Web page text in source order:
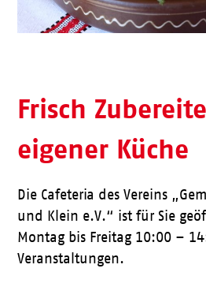
Frisch
eigener Küche
Die Cafeteria des Vereins
und Klein e.V.“ ist für Sie
Montag bis Freitag 10:00 –
Veranstaltungen.